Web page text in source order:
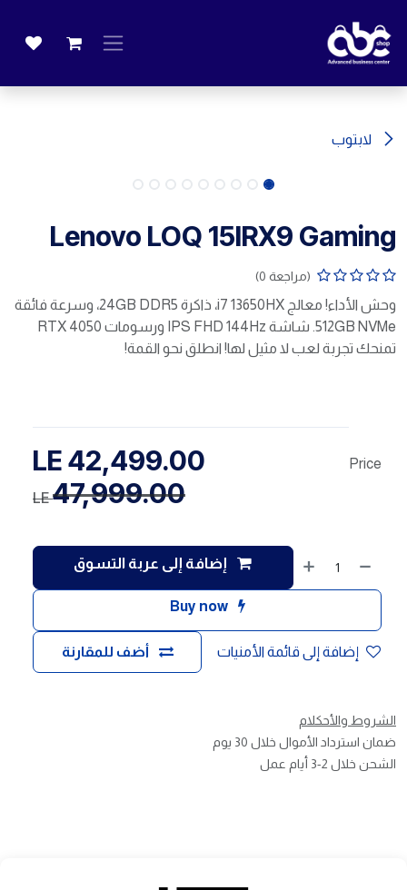
لابتوب
Lenovo LOQ 15IRX9 Gaming
(مراجعة 0)
وحش الأداء! معالج i7 13650HX، ذاكرة 24GB DDR5، وسرعة فائقة
512GB NVMe. شاشة IPS FHD 144Hz ورسومات RTX 4050
تمنحك تجربة لعب لا مثيل لها! انطلق نحو القمة!
إضافة إلى عربة التسوق
Buy now
أضف للمقارنة إضافة إلى قائمة الأمنيات
Price
42,499.00
47,999.00
LE
الشروط والأحكلام
ضمان استرداد الأموال خلال 30 يوم
الشحن خلال 2-3 أيام عمل